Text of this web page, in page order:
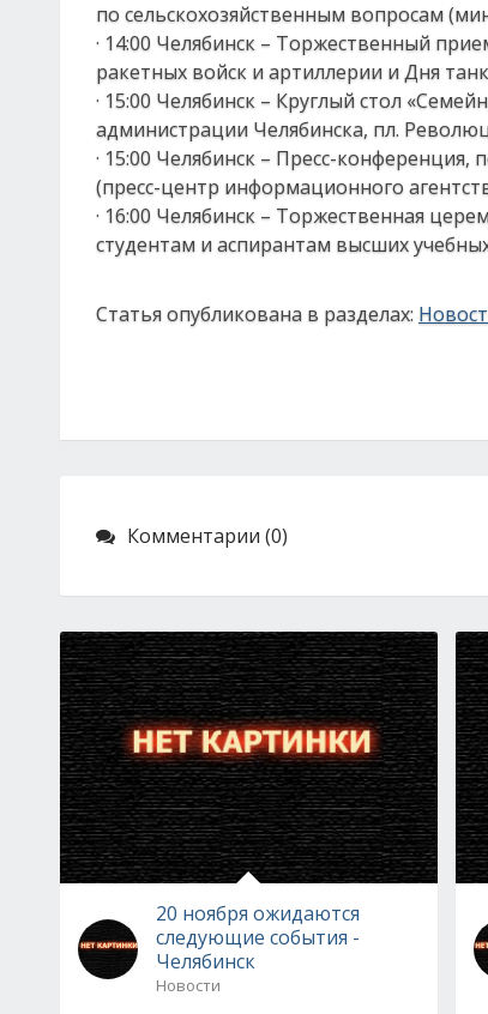
по сельскохозяйственным вопросам
· 14:00 Челябинск – Торжественный
ракетных войск и артиллерии и Дня
· 15:00 Челябинск – Круглый стол
администрации Челябинска, пл.
· 15:00 Челябинск – Пресс-
(пресс-центр информационного
· 16:00 Челябинск – Торжественная
студентам и аспирантам высших
Статья опубликована в разделах:
Комментарии (0)
20 ноября ожидаются
следующие события -
Челябинск
Новости